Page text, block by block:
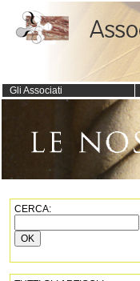
Gli Associati
CERCA: